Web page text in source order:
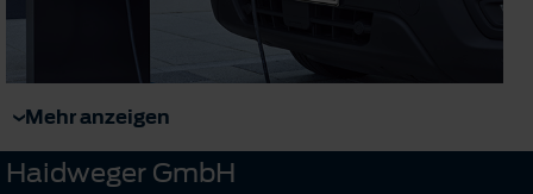
Mehr anzeigen
Haidweger GmbH